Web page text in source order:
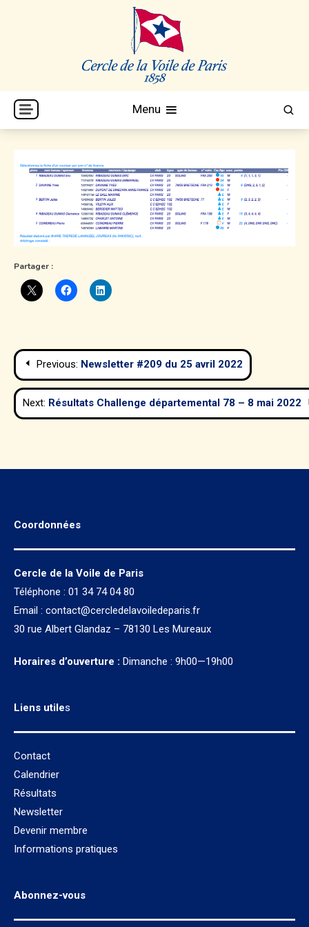
CVP
Cercle de la Voile de Paris
Menu
Partager :
Navigation
de
l’article
Previous: Newsletter #209 du 25 avril 2022
Next: Résultats Challenge départemental 78 – 8 mai 2022
Coordonnées
Cercle de la Voile de Paris
Téléphone : 01 34 74 04 80
Email : contact@cercledelavoiledeparis.fr
30 rue Albert Glandaz – 78130 Les Mureaux
Horaires d’ouverture : Dimanche : 9h00—19h00
Liens utiles
Contact
Calendrier
Résultats
Newsletter
Devenir membre
Informations pratiques
Abonnez-vous